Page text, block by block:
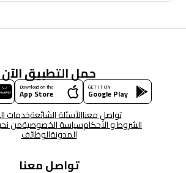
حمل التطبيق الآن
GET IT ON
Google Play
Download on the
App Store
تواصل معناالأسئلة الشائعةخدمات
الشروط و الأحكامسياسة الخصوصيةمن
المدونةالوظائف
تواصل معنا